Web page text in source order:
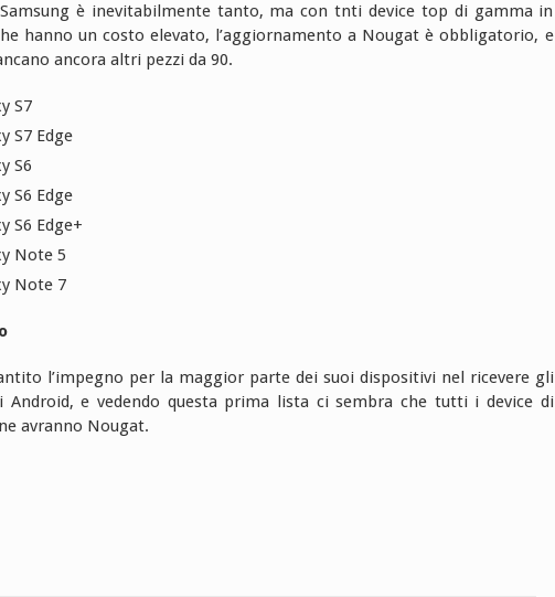
è inevitabilmente tanto, ma con tnti device top di gamma in
hanno un costo elevato, l’aggiornamento a Nougat è obbligatorio, e
ancora altri pezzi da 90.
S7
S7 Edge
S6
S6 Edge
S6 Edge+
Note 5
Note 7
l’impegno per la maggior parte dei suoi dispositivi nel ricevere gli
Android, e vedendo questa prima lista ci sembra che tutti i device di
avranno Nougat.